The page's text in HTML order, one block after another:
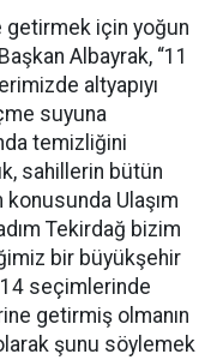
getirmek için yoğun
Albayrak, “11
altyapıyı
suyuna
temizliğini
sahillerin bütün
konusunda Ulaşım
Tekirdağ bizim
bir büyükşehir
seçimlerinde
getirmiş olmanın
şunu söylemek